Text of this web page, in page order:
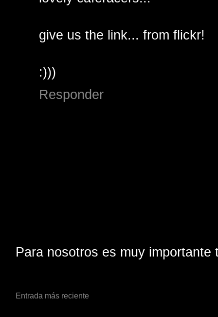
give us the link... from flickr!
:)))
Responder
Para nosotros es muy
Entrada más reciente